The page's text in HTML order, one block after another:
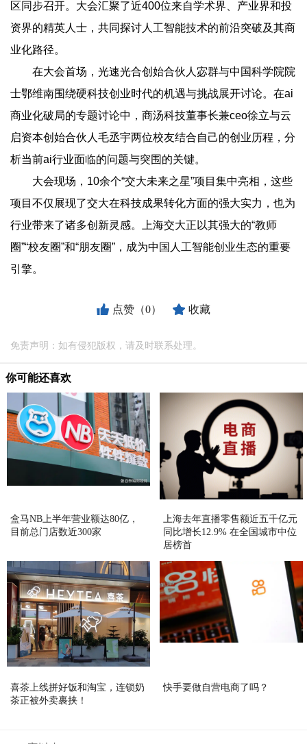
区同步召开。大会汇聚了近400位来自学术界、产业界和投
资界的精英人士，共同探讨人工智能技术的前沿突破及其商
业化路径。
在大会首场，光速光合创始合伙人宓群与中国科学院院
士鄂维南围绕硬科技创业时代的机遇与挑战展开讨论。在ai
商业化破局的专题讨论中，商汤科技董事长兼ceo徐立与云
启资本创始合伙人毛丞宇两位校友结合自己的创业历程，分
析当前ai行业面临的问题与突围的关键。
大会现场，10余个“交大未来之星”项目集中亮相，这些
项目不仅展现了交大在科技成果转化方面的强大实力，也为
行业带来了诸多创新灵感。上海交大正以其强大的“教师
圈”“校友圈”和“朋友圈”，成为中国人工智能创业生态的重要
引擎。
点赞（0） 收藏
免责声明：如有侵犯版权，请及时联系处理。
你可能还喜欢
盒马NB上半年营业额达80亿，
目前总门店数近300家
上海去年直播零售额近五千亿元
同比增长12.9% 在全国城市中位
居榜首
喜茶上线拼好饭和淘宝，连锁奶
茶正被外卖裹挟！
快手要做自营电商了吗？